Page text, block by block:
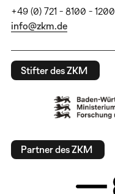
+49 (0) 721 - 8100 - 1200
info@zkm.de
Stifter des ZKM
Partner des ZKM